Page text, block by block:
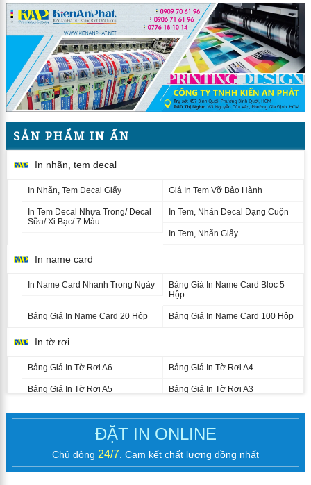
SẢN PHẨM IN ẤN
In nhãn, tem decal
In Nhãn, Tem Decal Giấy Giá In Tem Vỡ Bảo Hành
In Tem Decal Nhựa Trong/ Decal
Sữa/ Xi Bạc/ 7 Màu
In Tem, Nhãn Decal Dạng Cuộn
In Tem, Nhãn Giấy
In name card
In Name Card Nhanh Trong Ngày
Bảng Giá In Name Card Bloc 5
Hộp
Bảng Giá In Name Card 20 Hộp Bảng Giá In Name Card 100 Hộp
In tờ rơi
Bảng Giá In Tờ Rơi A6 Bảng Giá In Tờ Rơi A4
Bảng Giá In Tờ Rơi A5 Bảng Giá In Tờ Rơi A3
In catalogue nhanh
In Brochure (Tờ Gấp)
Bảng Giá In Brochure A4 Bảng Giá In Brochure A3
ĐẶT IN ONLINE
Chủ động 24/7. Cam kết chất lượng đồng nhất